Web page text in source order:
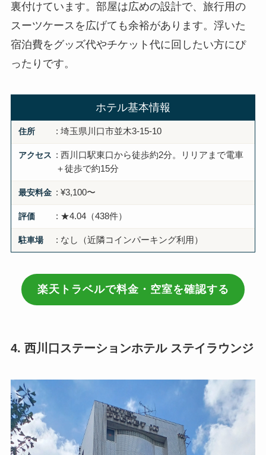
裏付けています。部屋は広めの設計で、旅行用の
スーツケースを広げても余裕があります。浮いた
宿泊費をグッズ代やチケット代に回したい方にぴ
ったりです。
ホテル基本情報
住所 : 埼玉県川口市並木3-15-10
アクセス : 西川口駅東口から徒歩約2分。リリアまで電車
＋徒歩で約15分
最安料金 : ¥3,100〜
評価 : ★4.04（438件）
駐車場 : なし（近隣コインパーキング利用）
楽天トラベルで料金・空室を確認する
4. 西川口ステーションホテル ステイラウンジ